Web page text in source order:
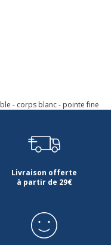
- corps blanc - pointe fine
Livraison offerte
à partir de 29€